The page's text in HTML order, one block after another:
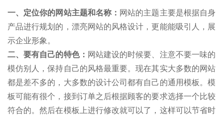
一、定位你的网站主题和名称： 网站的主题主要是根据自身
产品进行规划的，漂亮网站的风格设计，更能能吸引人，展
示企业形象。
二、要有自己的特色： 网站建设的时候要、注意不要一味的
模仿别人，保持自己的风格最重要。现在其实大多数的网站
都是差不多的，大多数的设计公司都有自己的通用模板。模
板可能有很个，接到订单之后根据顾客的要求选择一个比较
符合的。然后在模板上进行修改就可以了，这样可以节省时